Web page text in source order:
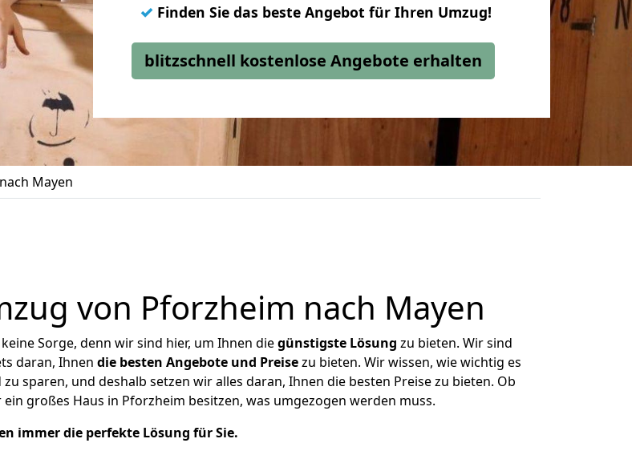
✓ Finden Sie das beste Angebot für Ihren Umzug!
blitzschnell kostenlose Angebote erhalten
Mayen
von Pforzheim nach Mayen
Sorge, denn wir sind hier, um Ihnen diegünstigste Lösung zu bieten. Wir sind
daran, Ihnen die besten Angebote und Preisezu bieten. Wir wissen, wie wichtig es
sparen, und deshalb setzen wir alles daran, Ihnen die besten Preise zu bieten. Ob
großes Haus in Pforzheim besitzen, was umgezogen werden muss.
immer die perfekte Lösung für Sie.